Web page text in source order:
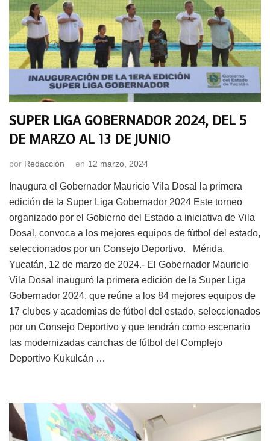
SUPER LIGA GOBERNADOR 2024, DEL 5
DE MARZO AL 13 DE JUNIO
por Redacción en 12 marzo, 2024
Inaugura el Gobernador Mauricio Vila Dosal la primera
edición de la Super Liga Gobernador 2024 Este torneo
organizado por el Gobierno del Estado a iniciativa de Vila
Dosal, convoca a los mejores equipos de fútbol del estado,
seleccionados por un Consejo Deportivo. Mérida,
Yucatán, 12 de marzo de 2024.- El Gobernador Mauricio
Vila Dosal inauguró la primera edición de la Super Liga
Gobernador 2024, que reúne a los 84 mejores equipos de
17 clubes y academias de fútbol del estado, seleccionados
por un Consejo Deportivo y que tendrán como escenario
las modernizadas canchas de fútbol del Complejo
Deportivo Kukulcán …